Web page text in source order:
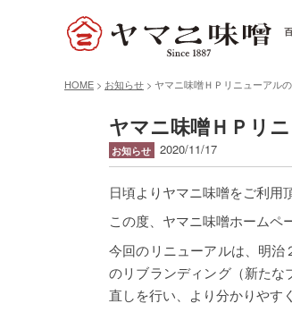
HOME > お知らせ > ヤマニ味噌ＨＰリニューアル
ヤマニ味噌ＨＰリ
お知らせ 2020/11/17
日頃よりヤマニ味噌をご利用
この度、ヤマニ味噌ホームペ
今回のリニューアルは、明
のリブランディング（新た
直しを行い、より分かりやす